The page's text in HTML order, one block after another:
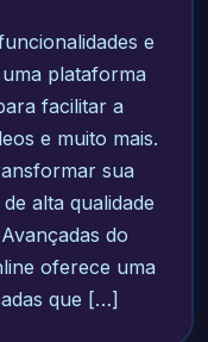
e
plataforma
facilitar a
e muito mais.
sua
alta qualidade
do
oferece uma
que […]